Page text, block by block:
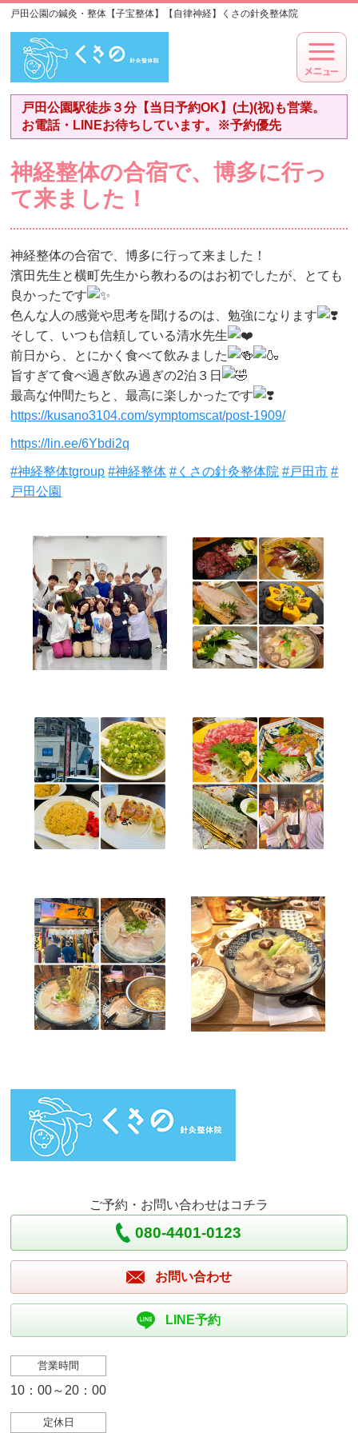
戸田公園の鍼灸・整体【子宝整体】【自律神経】くさの針灸整体院
戸田公園駅徒歩３分【当日予約OK】(土)(祝)も営業。
お電話・LINEお待ちしています。※予約優先
神経整体の合宿で、博多に行っ
て来ました！
神経整体の合宿で、博多に行って来ました！
濱田先生と横町先生から教わるのはお初でしたが、とても
良かったです
色んな人の感覚や思考を聞けるのは、勉強になります
そして、いつも信頼している清水先生
前日から、とにかく食べて飲みました
旨すぎて食べ過ぎ飲み過ぎの2泊３日
最高な仲間たちと、最高に楽しかったです
https://kusano3104.com/symptomscat/post-1909/
https://lin.ee/6Ybdi2q
#神経整体tgroup #神経整体 #くさの針灸整体院 #戸田市 #
戸田公園
ご予約・お問い合わせはコチラ
080-4401-0123
お問い合わせ
LINE予約
営業時間
10：00～20：00
定休日